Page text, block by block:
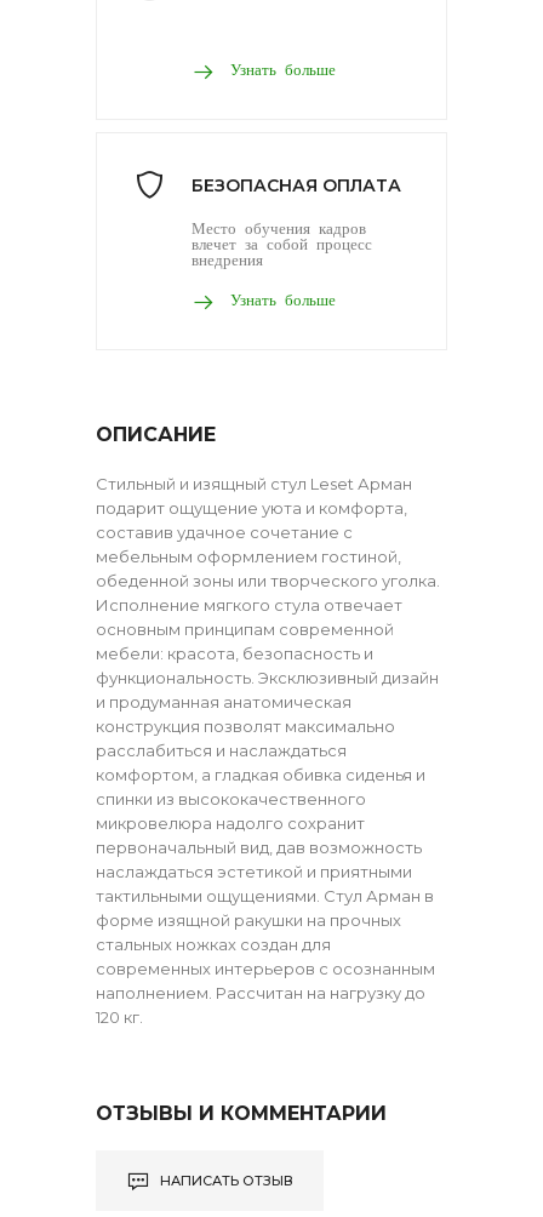
Узнать больше
БЕЗОПАСНАЯ ОПЛАТА
Место обучения кадров
влечет за собой процесс
внедрения
Узнать больше
ОПИСАНИЕ
Стильный и изящный стул Leset Арман
подарит ощущение уюта и комфорта,
составив удачное сочетание с
мебельным оформлением гостиной,
обеденной зоны или творческого уголка.
Исполнение мягкого стула отвечает
основным принципам современной
мебели: красота, безопасность и
функциональность. Эксклюзивный дизайн
и продуманная анатомическая
конструкция позволят максимально
расслабиться и наслаждаться
комфортом, а гладкая обивка сиденья и
спинки из высококачественного
микровелюра надолго сохранит
первоначальный вид, дав возможность
наслаждаться эстетикой и приятными
тактильными ощущениями. Стул Арман в
форме изящной ракушки на прочных
стальных ножках создан для
современных интерьеров с осознанным
наполнением. Рассчитан на нагрузку до
120 кг.
ОТЗЫВЫ И КОММЕНТАРИИ
НАПИСАТЬ ОТЗЫВ